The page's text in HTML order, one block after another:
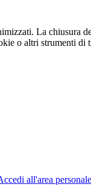
La chiusura
o altri strumenti di
all'area personale